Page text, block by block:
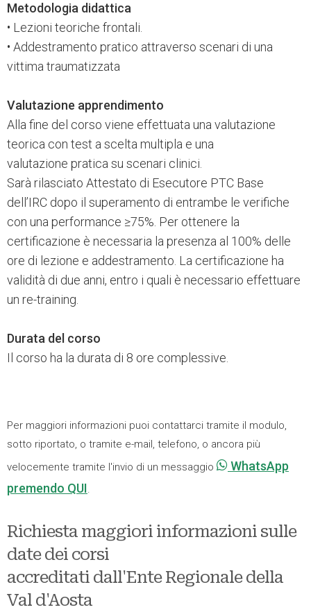
Metodologia didattica
• Lezioni teoriche frontali.
• Addestramento pratico attraverso scenari di una
vittima traumatizzata
Valutazione apprendimento
Alla fine del corso viene effettuata una valutazione
teorica con test a scelta multipla e una
valutazione pratica su scenari clinici.
Sarà rilasciato Attestato di Esecutore PTC Base
dell’IRC dopo il superamento di entrambe le verifiche
con una performance ≥75%. Per ottenere la
certificazione è necessaria la presenza al 100% delle
ore di lezione e addestramento. La certificazione ha
validità di due anni, entro i quali è necessario effettuare
un re-training.
Durata del corso
Il corso ha la durata di 8 ore complessive.
Per maggiori informazioni puoi contattarci tramite il modulo,
sotto riportato, o tramite e-mail, telefono, o ancora più
velocemente tramite l'invio di un messaggio
WhatsApp
premendo QUI.
Richiesta maggiori informazioni sulle
date dei corsi
accreditati dall'Ente Regionale della
Val d'Aosta